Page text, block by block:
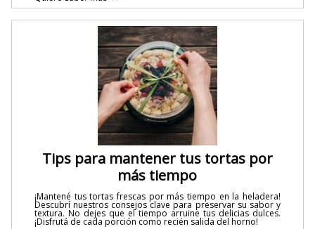
Tips para mantener tus tortas por
más tiempo
¡Mantené tus tortas frescas por más tiempo en la heladera!
Descubrí nuestros consejos clave para preservar su sabor y
textura. No dejes que el tiempo arruine tus delicias dulces.
¡Disfrutá de cada porción como recién salida del horno!